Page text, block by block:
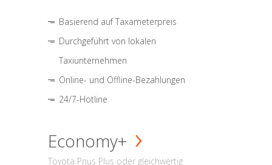
Basierend auf Taxameterpreis
Durchgeführt von lokalen
Taxiunternehmen
Online- und Offline-Bezahlungen
24/7-Hotline
Economy+
Toyota Prius Plus oder gleichwertig